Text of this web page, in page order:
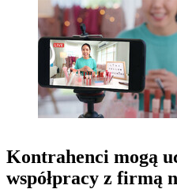
Kontrahenci mogą
współpracy z firmą